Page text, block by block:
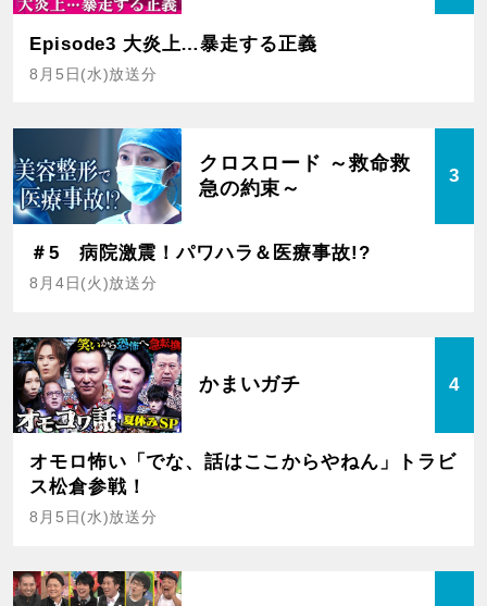
Episode3 大炎上…暴走する正義
8月5日(水)放送分
クロスロード ～救命救
急の約束～
3
＃5 病院激震！パワハラ＆医療事故!?
8月4日(火)放送分
かまいガチ 4
オモロ怖い「でな、話はここからやねん」トラビ
ス松倉参戦！
8月5日(水)放送分